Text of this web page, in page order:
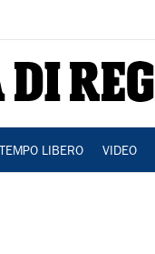
TEMPO LIBERO VIDEO